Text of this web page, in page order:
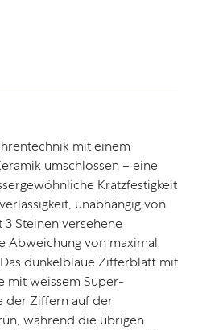
mit einem
umschlossen – eine
Kratzfestigkeit
unabhängig von
3 Steinen versehene
Abweichung von maximal
dunkelblaue Zifferblatt mit
mit weissem Super-
der Ziffern auf der
während die übrigen